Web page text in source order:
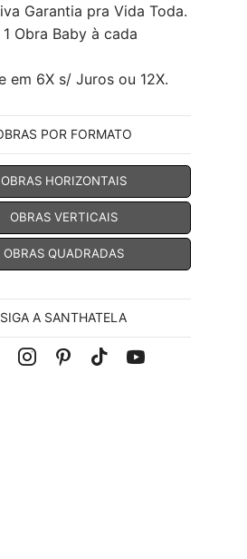
Garantia pra Vida Toda.
Obra Baby à cada
em 6X s/ Juros ou 12X.
POR FORMATO
OBRAS HORIZONTAIS
OBRAS VERTICAIS
OBRAS QUADRADAS
SIGA A SANTHATELA
InstagramPinterest
Tik-Youtube